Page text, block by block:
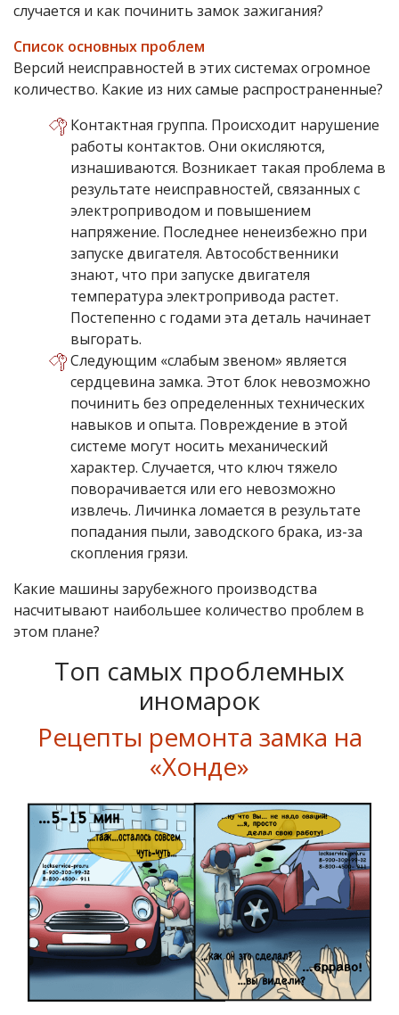
случается и как починить замок зажигания?
Список основных проблем
Версий неисправностей в этих системах огромное
количество. Какие из них самые распространенные?
Контактная группа. Происходит нарушение
работы контактов. Они окисляются,
изнашиваются. Возникает такая проблема в
результате неисправностей, связанных с
электроприводом и повышением
напряжение. Последнее ненеизбежно при
запуске двигателя. Автособственники
знают, что при запуске двигателя
температура электропривода растет.
Постепенно с годами эта деталь начинает
выгорать.
Следующим «слабым звеном» является
сердцевина замка. Этот блок невозможно
починить без определенных технических
навыков и опыта. Повреждение в этой
системе могут носить механический
характер. Случается, что ключ тяжело
поворачивается или его невозможно
извлечь. Личинка ломается в результате
попадания пыли, заводского брака, из-за
скопления грязи.
Какие машины зарубежного производства
насчитывают наибольшее количество проблем в
этом плане?
Топ самых проблемных
иномарок
Рецепты ремонта замка на
«Хонде»